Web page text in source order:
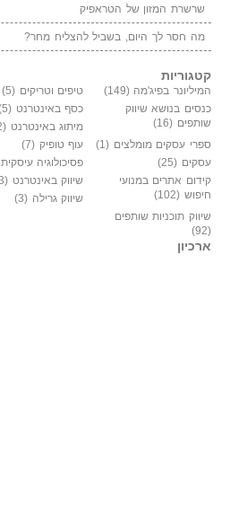
שרשרת המזון של הטראפיק
מה חסר לך היום, בשביל להצליח מחר?
קטגוריות
המיליונר בפיג'מה (149) טיפים וטריקים (5)
כנסים בנושא שיווק
שותפים (16)
כסף באינטרנט (5)
מיתוג באינטרנט (2)
ספרי עסקים מומלצים (1) עוף טופיק (7)
עסקים (25) פסיכולוגיה עיסקית
קידום אתרים במנועי
חיפוש (102)
שיווק באינטרנט (53)
שיווק גרילה (3)
שיווק תוכניות שותפים
(92)
ארכיון